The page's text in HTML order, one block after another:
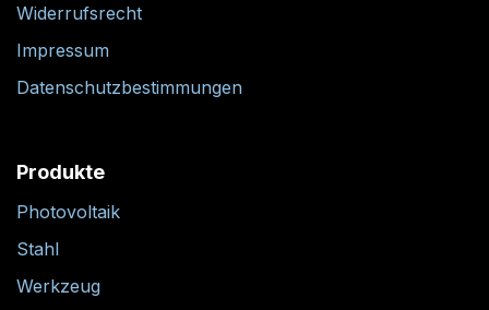
Widerrufsrecht
Impressum
Datenschutzbestimmungen
Produkte
Photovoltaik
Stahl
Werkzeug